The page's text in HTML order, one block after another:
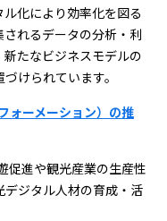
化により効率化を図る
れるデータの分析・利
たなビジネスモデルの
けられています。
ォーメーション）の推
促進や観光産業の生産性
ジタル人材の育成・活